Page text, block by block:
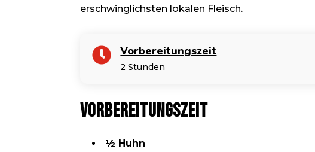
erschwinglichsten lokalen Fleisch.
 Vorbereitungszeit
2 Stunden
Vorbereitungszeit
½ Huhn